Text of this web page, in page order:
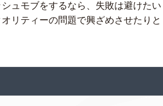
ュモブをするなら、失敗は避けたい
リティーの問題で興ざめさせたりと